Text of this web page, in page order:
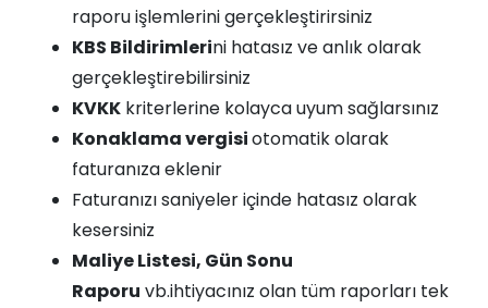
raporu işlemlerini gerçekleştirirsiniz
KBS Bildirimlerini hatasız ve anlık olarak
gerçekleştirebilirsiniz
KVKK kriterlerine kolayca uyum sağlarsınız
Konaklama vergisiotomatik olarak
faturanıza eklenir
Faturanızı saniyeler içinde hatasız olarak
kesersiniz
Maliye Listesi, Gün Sonu
Raporu vb.ihtiyacınız olan tüm raporları tek